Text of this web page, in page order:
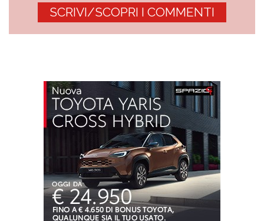
SCRIVI/SCOPRI I COMMENTI